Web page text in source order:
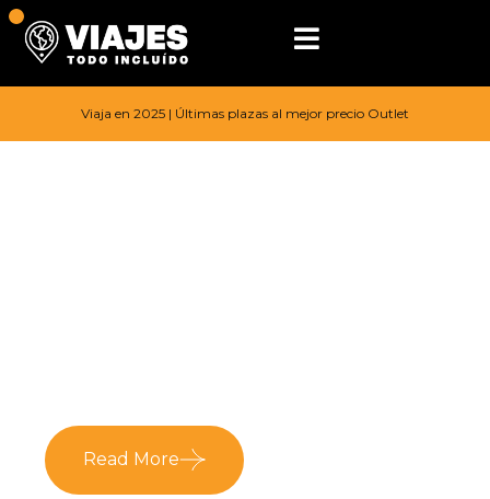
Viaja en 2025 | Últimas plazas al mejor precio Outlet
Read More